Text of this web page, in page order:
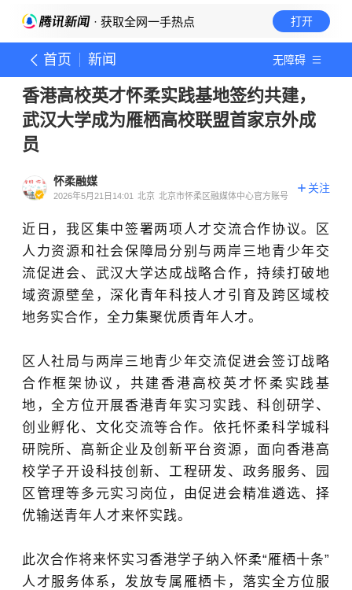
· 获取全网一手热点 打开
首页 新闻 无障碍
香港高校英才怀柔实践基地签约共建，
武汉大学成为雁栖高校联盟首家京外成
员
怀柔融媒
2026年5月21日14:01 北京 北京市怀柔区融媒体中心官方账号
关注
近日，我区集中签署两项人才交流合作协议。区
人力资源和社会保障局分别与两岸三地青少年交
流促进会、武汉大学达成战略合作，持续打破地
域资源壁垒，深化青年科技人才引育及跨区域校
地务实合作，全力集聚优质青年人才。
区人社局与两岸三地青少年交流促进会签订战略
合作框架协议，共建香港高校英才怀柔实践基
地，全方位开展香港青年实习实践、科创研学、
创业孵化、文化交流等合作。依托怀柔科学城科
研院所、高新企业及创新平台资源，面向香港高
校学子开设科技创新、工程研发、政务服务、园
区管理等多元实习岗位，由促进会精准遴选、择
优输送青年人才来怀实践。
此次合作将来怀实习香港学子纳入怀柔“雁栖十条”
人才服务体系，发放专属雁栖卡，落实全方位服